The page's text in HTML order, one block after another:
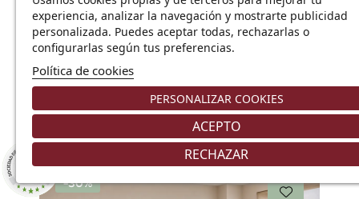
Añadir
Mesa de despacho Omega
1.211,63 € 848,14 €
-30%
experiencia, analizar la navegación y mostrarte publicidad
personalizada. Puedes aceptar todas, rechazarlas o
configurarlas según tus preferencias.
Política de cookies
PERSONALIZAR COOKIES
RECHAZAR
ACEPTO
8.9/10